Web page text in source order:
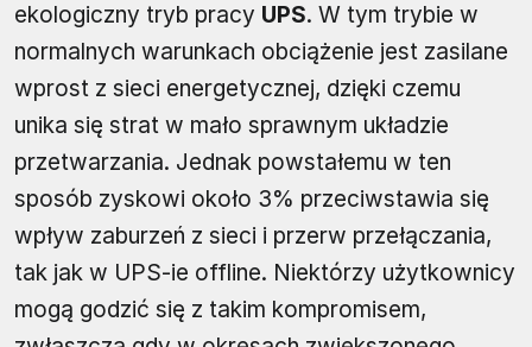
ekologiczny tryb pracy UPS. W tym trybie w
normalnych warunkach obciążenie jest zasilane
wprost z sieci energetycznej, dzięki czemu
unika się strat w mało sprawnym układzie
przetwarzania. Jednak powstałemu w ten
sposób zyskowi około 3% przeciwstawia się
wpływ zaburzeń z sieci i przerw przełączania,
tak jak w UPS-ie offline. Niektórzy użytkownicy
mogą godzić się z takim kompromisem,